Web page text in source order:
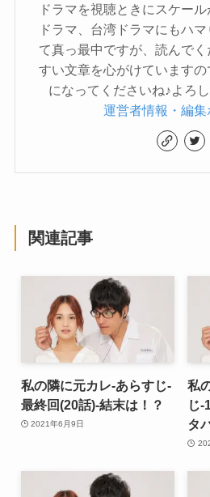
ドラマを視聴ときにスケー
ドラマ、台湾ドラマにもハ
て真っ最中ですが、読んで
すい文章を心がけています
になってくださいね♪よろ
運営者情報・編集
関連記事
私の隣に元カレ-あらすじ-
最終回(20話)-結末は！？
2021年6月9日
私
じ-
タ